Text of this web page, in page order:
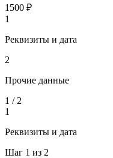
1500 ₽
1
Реквизиты и дата
2
Прочие данные
1 / 2
1
Реквизиты и дата
Шаг 1 из 2